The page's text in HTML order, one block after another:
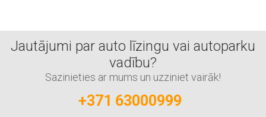
Jautājumi par auto līzingu vai autoparku
vadību?
Sazinieties ar mums un uzziniet vairāk!
+371 63000999